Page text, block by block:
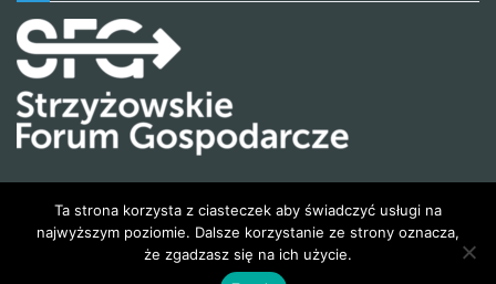
© 2020 Wesoły i kreatywny przedszkolak
Ta strona korzysta z ciasteczek aby świadczyć usługi na
najwyższym poziomie. Dalsze korzystanie ze strony oznacza,
że zgadzasz się na ich użycie.